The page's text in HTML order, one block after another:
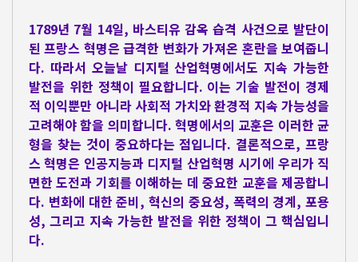
1789년 7월 14일, 바스티유 감옥 습격 사건으로 발단이
된 프랑스 혁명은 급격한 변화가 가져온 혼란을 보여줍니
다. 따라서 오늘날 디지털 산업혁명에서도 지속 가능한
발전을 위한 정책이 필요합니다. 이는 기술 발전이 경제
적 이익뿐만 아니라 사회적 가치와 환경적 지속 가능성을
고려해야 함을 의미합니다. 혁명에서의 교훈은 이러한 균
형을 찾는 것이 중요하다는 점입니다. 결론적으로, 프랑
스 혁명은 인공지능과 디지털 산업혁명 시기에 우리가 직
면한 도전과 기회를 이해하는 데 중요한 교훈을 제공합니
다. 변화에 대한 준비, 혁신의 중요성, 폭력의 경계, 포용
성, 그리고 지속 가능한 발전을 위한 정책이 그 핵심입니
다.